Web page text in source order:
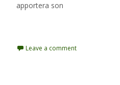
apportera son
Leave a comment